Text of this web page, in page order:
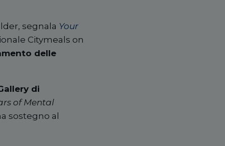
segnala Your
Citymeals on
delle
di
of Mental
sostegno al